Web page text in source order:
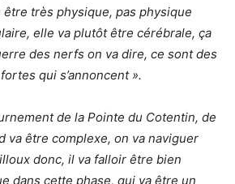
être très physique, pas physique
elle va plutôt être cérébrale, ça
des nerfs on va dire, ce sont des
qui s’annoncent ».
de la Pointe du Cotentin, de
va être complexe, on va naviguer
donc, il va falloir être bien
dans cette phase, qui va être un